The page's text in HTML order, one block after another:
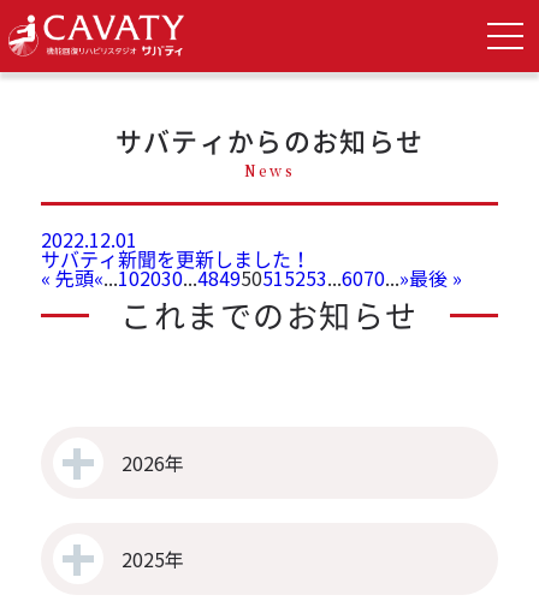
TOP>admin の記事
サバティからのお知らせ
News
2022.12.01
サバティ新聞を更新しました！
« 先頭«...102030...484950515253...6070...»最後 »
これまでのお知らせ
2026年
2025年